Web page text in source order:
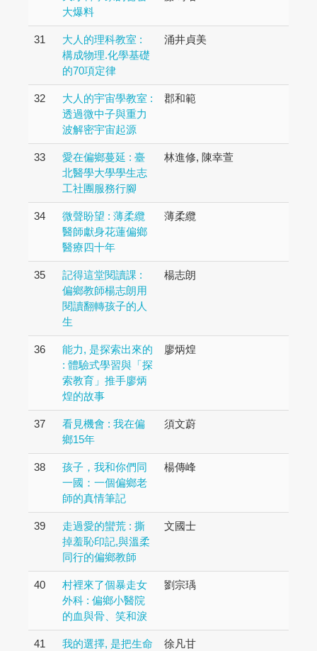
大爆料
31
大人的理科教室 :
構成物理.化學基礎
的70項定律
涌井貞美
32
大人的宇宙學教室 :
透過微中子與重力
波解密宇宙起源
郡和範
33
愛在偏鄉蔓延 : 臺
北醫學大學學生志
工社團服務行腳
林進修, 陳幸萱
34
微聲盼望 : 薄柔纜
醫師獻身花蓮偏鄉
醫療四十年
薄柔纜
35
記得這堂閱讀課 :
偏鄉教師楊志朗用
閱讀翻轉孩子的人
生
楊志朗
36
能力, 是探索出來的
: 體驗式學習與「探
索教育」推手廖炳
煌的故事
廖炳煌
37
看見機會 : 我在偏
鄉15年
須文蔚
38
孩子，我和你們同
一國：一個偏鄉老
師的真情筆記
楊傳峰
39
走過愛的蠻荒 : 撕
掉羞恥印記,與溫柔
同行的偏鄉教師
文國士
40
村裡來了個暴走女
外科 : 偏鄉小醫院
的血與骨、笑和淚
劉宗瑀
41
我的選擇, 是把生命
徐凡甘